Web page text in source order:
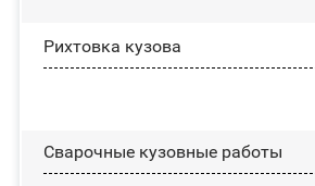
Рихтовка кузова
Сварочные кузовные работы